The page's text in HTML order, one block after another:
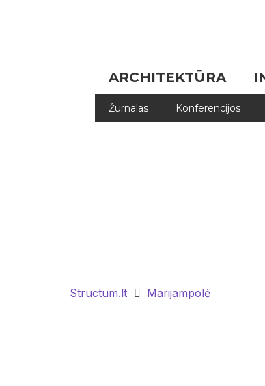
ARCHITEKTŪRA
Žurnalas Konferencijos
Structum.lt Marijampolė